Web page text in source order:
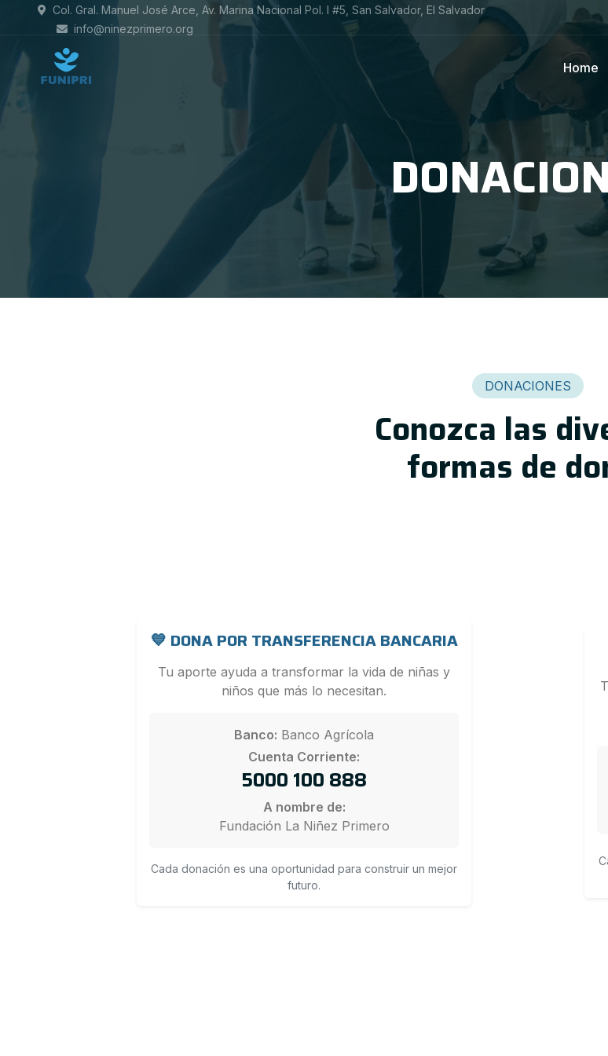
Col. Gral. Manuel José Arce, Av. Marina Nacional Pol. I #5, San Salvador, El Salvador
info@ninezprimero.org
Home
DONACIONES
Conozca las
formas de
💙 DONA POR TRANSFERENCIA BANCARIA
Tu aporte ayuda a transformar la vida de niñas y
niños que más lo necesitan.
Banco: Banco Agrícola
Cuenta Corriente:
5000 100 888
A nombre de:
Fundación La Niñez Primero
Cada donación es una oportunidad para construir un mejor
futuro.